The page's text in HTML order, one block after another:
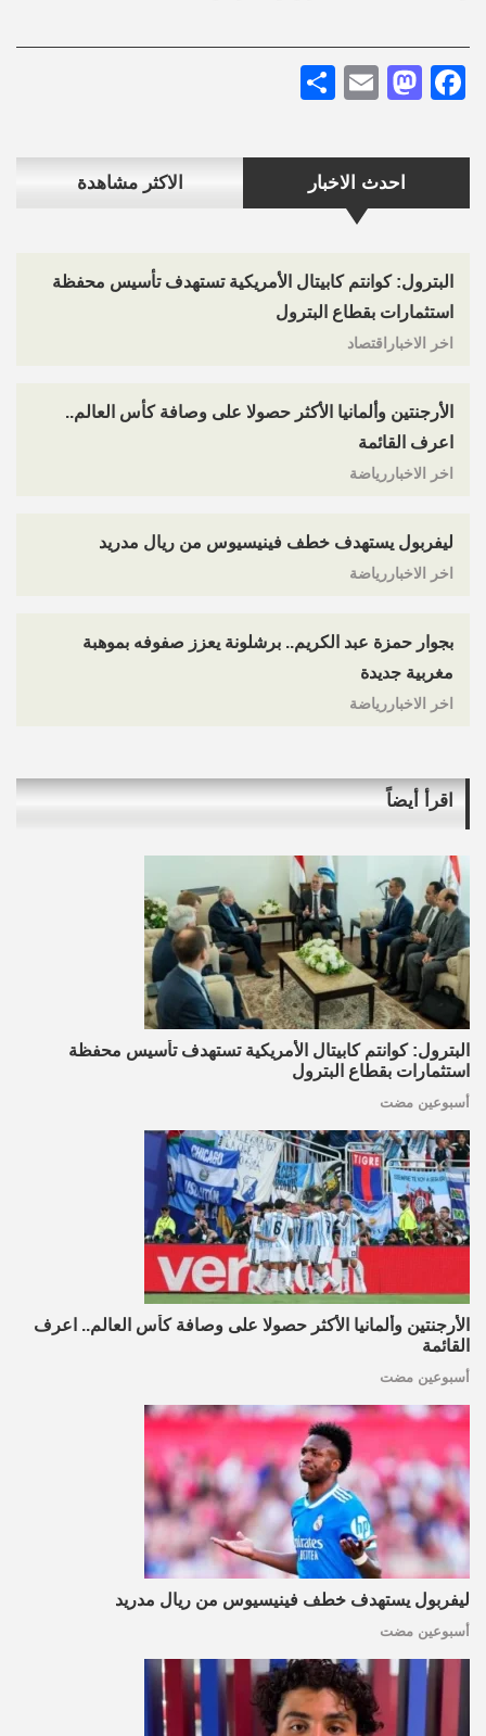
احدث الاخبار الاكثر مشاهدة
البترول: كوانتم كابيتال الأمريكية تستهدف تأسيس محفظة
استثمارات بقطاع البترول
اخر الاخباراقتصاد
الأرجنتين وألمانيا الأكثر حصولا على وصافة كأس العالم..
اعرف القائمة
اخر الاخباررياضة
ليفربول يستهدف خطف فينيسيوس من ريال مدريد
اخر الاخباررياضة
بجوار حمزة عبد الكريم.. برشلونة يعزز صفوفه بموهبة
مغربية جديدة
اخر الاخباررياضة
Facebook
Mastodon
Email
اقرأ أيضاً
البترول: كوانتم كابيتال الأمريكية تستهدف تأسيس محفظة
استثمارات بقطاع البترول
أسبوعين مضت
الأرجنتين وألمانيا الأكثر حصولا على وصافة كأس العالم.. اعرف
القائمة
أسبوعين مضت
ليفربول يستهدف خطف فينيسيوس من ريال مدريد
أسبوعين مضت